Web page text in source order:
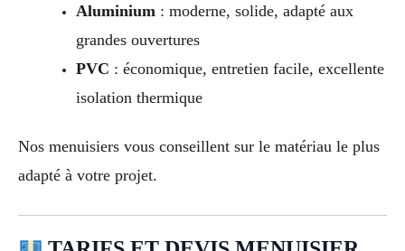
Aluminium : moderne, solide, adapté aux
grandes ouvertures
PVC : économique, entretien facile, excellente
isolation thermique
Nos menuisiers vous conseillent sur le matériau le plus
adapté à votre projet.